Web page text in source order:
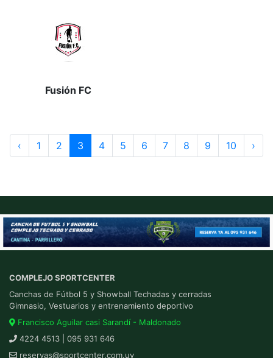
Fusión FC
‹ 1 2 3 4 5 6 7 8 9 10 ›
COMPLEJO SPORTCENTER
Canchas de Fútbol 5 y Showball Techadas y cerradas
Gimnasio, Vestuarios y entrenamiento deportivo
Francisco Aguilar casi Sarandí - Maldonado
4224 4513 | 095 931 646
reservas@sportcenter.com.uy